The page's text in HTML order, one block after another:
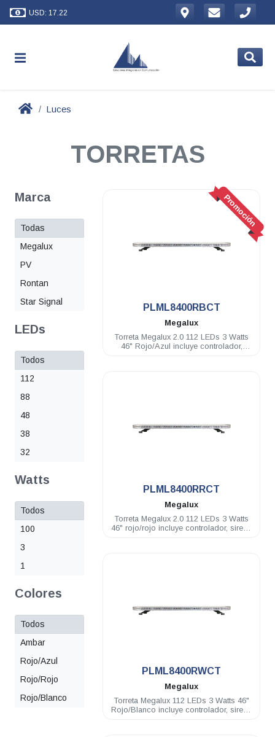
USD: 17.22
Luces
TORRETAS
Marca
Todas
Megalux
PV
Rontan
Star Signal
LEDs
Todos
112
88
48
38
32
Watts
Todos
100
3
1
Colores
Todos
Ambar
Rojo/Azul
Rojo/Rojo
Rojo/Blanco
Promoción
PLML8400RBCT
Megalux
Torreta Megalux 2.0 112 LEDs 3 Watts
46" Rojo/Azul incluye controlador,
PLML8400RRCT
Megalux
Torreta Megalux 2.0 112 LEDs 3 Watts
46" rojo/rojo incluye controlador, sirena
PLML8400RWCT
Megalux
Torreta Megalux 112 LEDs 3 Watts 46"
Rojo/Blanco incluye controlador, sirena